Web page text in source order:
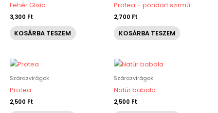
Fehér Glixia
3,300 Ft
KOSÁRBA TESZEM
Protea – pöndört szirmú
2,700 Ft
KOSÁRBA TESZEM
Szárazvirágok
Protea
2,500 Ft
Szárazvirágok
Natúr babala
2,500 Ft